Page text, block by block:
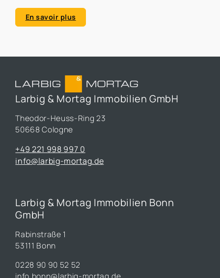
En savoir plus
Larbig & Mortag Immobilien GmbH
Theodor-Heuss-Ring 23
50668 Cologne
+49 221 998 997 0
info@larbig-mortag.de
Larbig & Mortag Immobilien Bonn
GmbH
Rabinstraße 1
53111 Bonn
0228 90 90 52 52